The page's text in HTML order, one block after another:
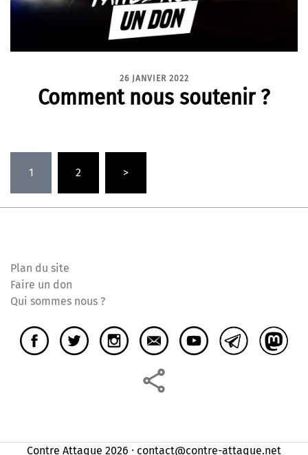
26 JANVIER 2022
Comment nous soutenir ?
des
publications
1 2 >
Plan du site
Faire un don
Qui sommes nous ?
Contre Attaque 2026 ⸱ contact@contre-attaque.net